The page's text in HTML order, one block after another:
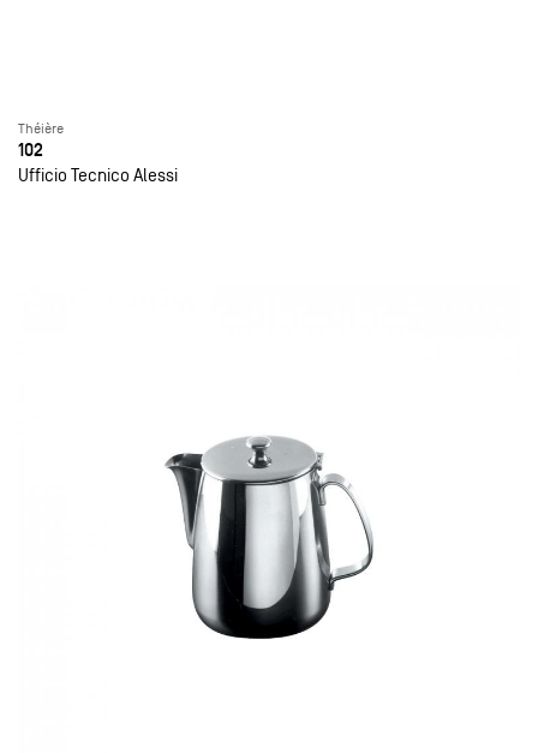
Théière
102
Ufficio Tecnico Alessi